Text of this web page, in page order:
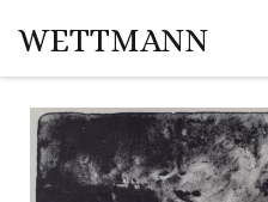
WETTMANN